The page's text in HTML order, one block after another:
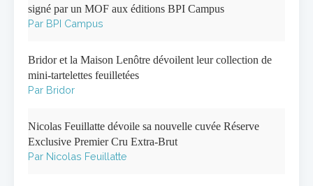
signé par un MOF aux éditions BPI Campus
Par BPI Campus
Bridor et la Maison Lenôtre dévoilent leur collection de
mini-tartelettes feuilletées
Par Bridor
Nicolas Feuillatte dévoile sa nouvelle cuvée Réserve
Exclusive Premier Cru Extra-Brut
Par Nicolas Feuillatte